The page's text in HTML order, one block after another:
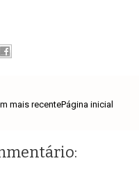
mais recentePágina inicial